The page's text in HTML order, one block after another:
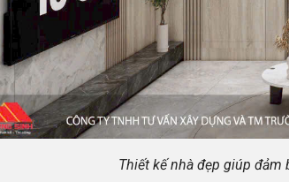
Thiết kế nhà đẹp giúp đảm